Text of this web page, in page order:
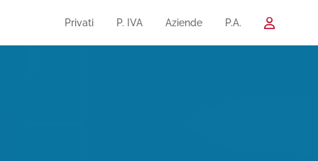
Privati P. IVA Aziende P.A.